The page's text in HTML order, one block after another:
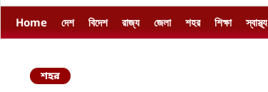
Home দেশ বিদেশ রাজ্য জেলা শহর শিক্ষা স্বাস্থ্য
শহর